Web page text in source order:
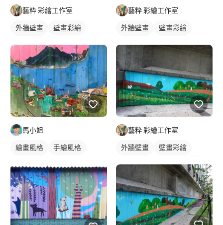
藝粋 彩繪工作室
外牆壁畫
壁畫彩繪
馬小姐
繪畫風格
手繪風格
藝粋 彩繪工作室
外牆壁畫
壁畫彩繪
藝粋 彩繪工作室
外牆壁畫
壁畫彩繪